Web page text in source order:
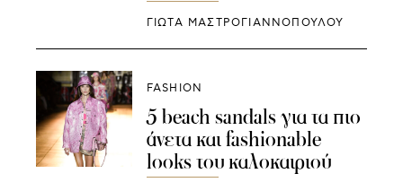
ΓΙΩΤΑ ΜΑΣΤΡΟΓΙΑΝΝΟΠΟΥΛΟΥ
FASHION
5 beach sandals για τα πιο
άνετα και fashionable
looks του καλοκαιριού